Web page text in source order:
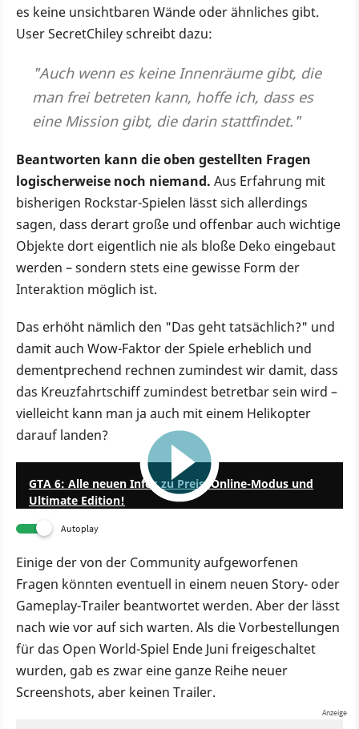
es keine unsichtbaren Wände oder ähnliches gibt.
User SecretChiley schreibt dazu:
"Auch wenn es keine Innenräume gibt, die
man frei betreten kann, hoffe ich, dass es
eine Mission gibt, die darin stattfindet."
Beantworten kann die oben gestellten Fragen
logischerweise noch niemand. Aus Erfahrung mit
bisherigen Rockstar-Spielen lässt sich allerdings
sagen, dass derart große und offenbar auch wichtige
Objekte dort eigentlich nie als bloße Deko eingebaut
werden – sondern stets eine gewisse Form der
Interaktion möglich ist.
Das erhöht nämlich den "Das geht tatsächlich?" und
damit auch Wow-Faktor der Spiele erheblich und
dementprechend rechnen zumindest wir damit, dass
das Kreuzfahrtschiff zumindest betretbar sein wird –
vielleicht kann man ja auch mit einem Helikopter
darauf landen?
GTA 6: Alle neuen Infos zu Preis, Online-Modus und
Ultimate Edition!
Autoplay
Einige der von der Community aufgeworfenen
Fragen könnten eventuell in einem neuen Story- oder
Gameplay-Trailer beantwortet werden. Aber der lässt
nach wie vor auf sich warten. Als die Vorbestellungen
für das Open World-Spiel Ende Juni freigeschaltet
wurden, gab es zwar eine ganze Reihe neuer
Screenshots, aber keinen Trailer.